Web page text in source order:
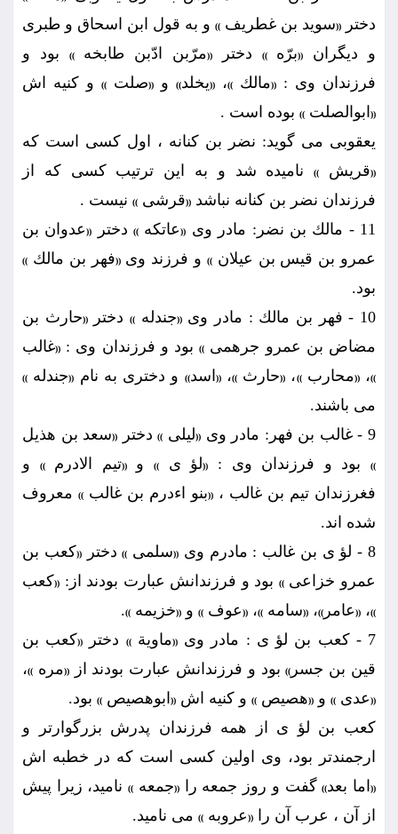
دختر ((سويد بن غطريف )) و به قول ابن اسحاق و طبرى
و ديگران
((برّه)) دختر ((مرّبن ادّبن طابخه))
بود و
فرزندان وى :
((مالك ))، ((يخلد)) و ((صلت )) و كنيه اش
(( ابوالصلت )) بوده است .
يعقوبى مى گويد: نضر بن كنانه ، اول كسى است كه
((قريش ))ناميده شد و به اين ترتيب كسى كه از
فرزندان نضر بن كنانه نباشد ((قرشى )) نيست .
11 - مالك بن نضر: مادر وى
((عاتكه ))دختر ((عدوان بن
عمرو بن قيس بن عيلان)) و فرزند وى((فهر بن مالك ))
بود.
10 - فهر بن مالك : مادر وى
((جندله ))دختر((حارث بن
مضاض بن عمرو جرهمى
))بود و فرزندان وى : ((غالب
))،((محارب))، ((حارث))،(( اسد)) و دخترى به نام ((جندله ))
مى باشند.
9 - غالب بن فهر: مادر وى
((ليلى ))دختر ((سعد بن هذيل
))بود و فرزندان وى : ((لؤ ى ))و((تيم الادرم))
و
فغرزندان تيم بن غالب ،
((بنو اءدرم بن غالب ))
معروف
شده اند.
8 - لؤ ى بن غالب : مادرم وى
((سلمى ))دختر((كعب بن
عمرو خزاعى)) بود و فرزندانش عبارت بودند از: ((كعب
))، ((عامر ))، ((سامه ))، ((عوف )) و ((خزيمه ))
.
7 - كعب بن لؤ ى : مادر وى
((ماوية)) دختر ((كعب بن
قين بن جسر ))بود و فرزندانش عبارت بودند از((مره ))،
((عدى )) و ((هصيص )) و كنيه اش (( ابوهصيص )) بود.
كعب بن لؤ ى از همه فرزندان پدرش بزرگوارتر و
ارجمندتر بود، وى اولين كسى است كه در خطبه اش
((اما بعد))گفت و روز جمعه را((جمعه ))ناميد، زيرا پيش
از آن ، عرب آن را
((عروبه )) مى ناميد.